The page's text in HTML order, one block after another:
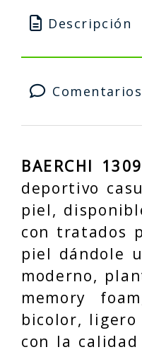
Descripción
Comentarios
BAERCHI
deportivo
piel,
con tratados
piel dándole
moderno,
memory
bicolor,
con la